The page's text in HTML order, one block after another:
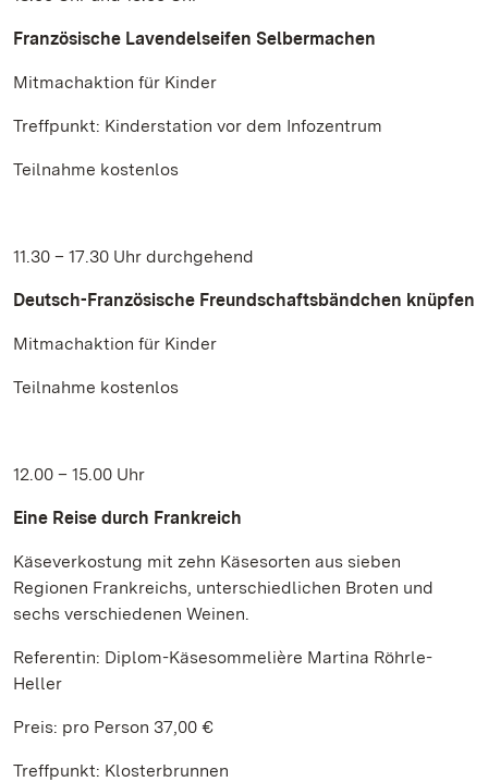
Französische Lavendelseifen Selbermachen
Mitmachaktion für Kinder
Treffpunkt: Kinderstation vor dem Infozentrum
Teilnahme kostenlos
11.30 – 17.30 Uhr durchgehend
Deutsch-Französische Freundschaftsbändchen knüpfen
Mitmachaktion für Kinder
Teilnahme kostenlos
12.00 – 15.00 Uhr
Eine Reise durch Frankreich
Käseverkostung mit zehn Käsesorten aus sieben
Regionen Frankreichs, unterschiedlichen Broten und
sechs verschiedenen Weinen.
Referentin: Diplom-Käsesommelière Martina Röhrle-
Heller
Preis: pro Person 37,00 €
Treffpunkt: Klosterbrunnen